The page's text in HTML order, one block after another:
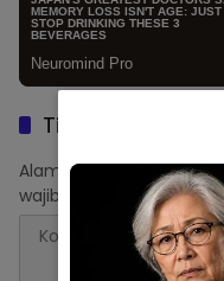
Tinggalkan
Alamat email Anda
wajib ditandai *